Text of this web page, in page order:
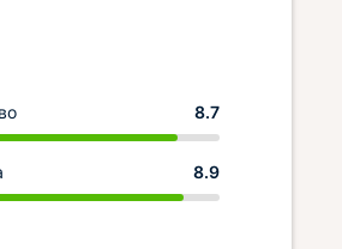
8.7
8.9